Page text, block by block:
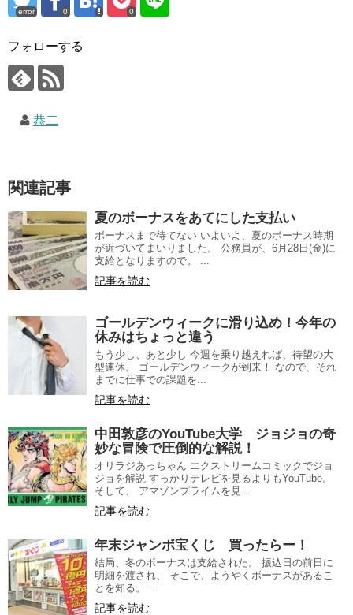
error 0 0
フォローする
恭二
関連記事
夏のボーナスをあてにした支払い
ボーナスまで待てない いよいよ、夏のボーナス時期
が近づいてまいりました。 公務員が、6月28日(金)に
支給となりますので。 ...
記事を読む
ゴールデンウィークに滑り込め！今年の
休みはちょっと違う
もう少し、あと少し 今週を乗り越えれば、待望の大
型連休。 ゴールデンウィークが到来！ なので、それ
までに仕事での課題を...
記事を読む
中田敦彦のYouTube大学 ジョジョの奇
妙な冒険で圧倒的な解説！
オリラジあっちゃん エクストリームコミックでジョ
ジョを解説 すっかりテレビを見るよりもYouTube。
そして、 アマゾンプライムを見...
記事を読む
年末ジャンボ宝くじ 買ったらー！
結局、冬のボーナスは支給された。 振込日の前日に
明細を渡され、 そこで、ようやくボーナスがあるこ
とを知る。 ...
記事を読む